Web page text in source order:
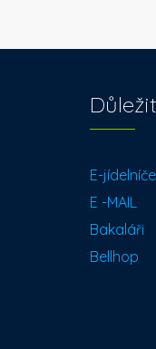
E-
E -MAIL
Bakaláři
Bellhop